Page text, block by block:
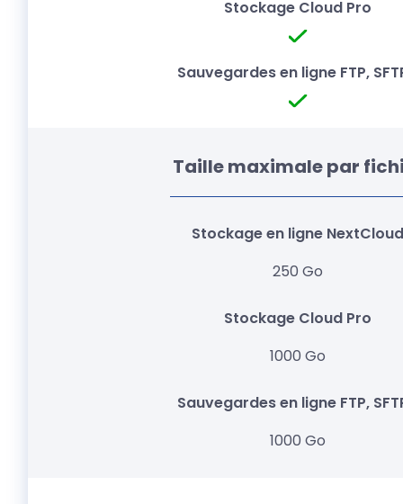
Taille maximale par
250 Go
1000 Go
1000 Go